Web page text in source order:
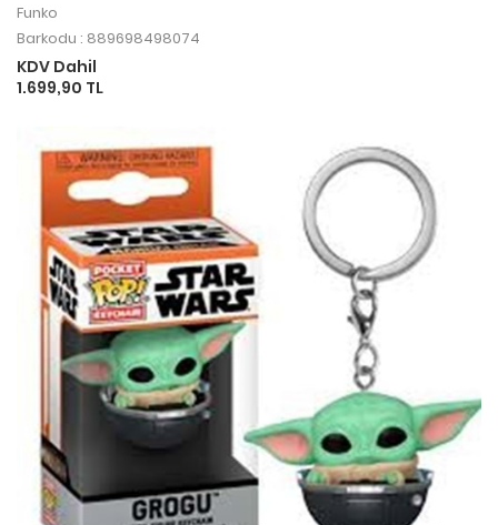
Funko
Barkodu : 889698498074
KDV Dahil
1.699,90 TL